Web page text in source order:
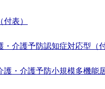
表）
介護予防認知症対応型（付
・介護予防小規模多機能